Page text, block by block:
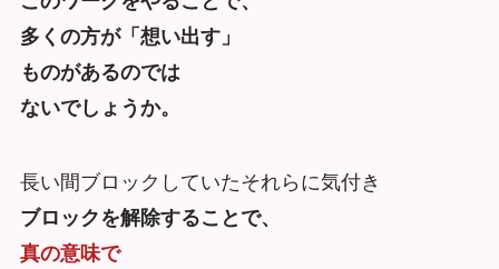
多くの方が「想い出す」
ものがあるのでは
ないでしょうか。
長い間ブロックしていたそれらに気付き
ブロックを解除することで、
真の意味で